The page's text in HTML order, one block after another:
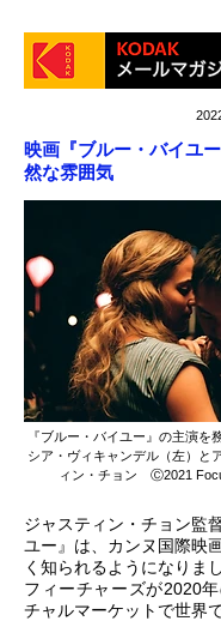
映画『ブルー・バイユ
然な雰囲気
『ブルー・バイユー』の主演を
シア・ヴィキャンデル（左）と
ィン・チョン Ⓒ2021
ジャスティン・チョン監
ユー』は、カンヌ国際映
く知られるようになりま
フィーチャーズが2020
チャルマーケットで世界